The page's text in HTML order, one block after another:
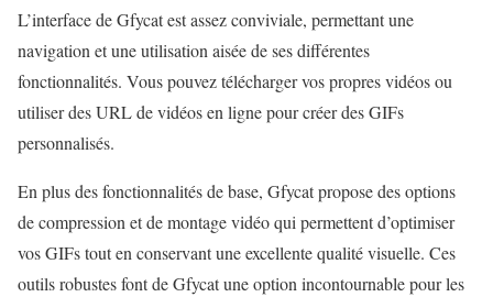
L’interface de Gfycat est assez conviviale, permettant une
navigation et une utilisation aisée de ses différentes
fonctionnalités. Vous pouvez télécharger vos propres vidéos ou
utiliser des URL de vidéos en ligne pour créer des GIFs
personnalisés.
En plus des fonctionnalités de base, Gfycat propose des options
de compression et de montage vidéo qui permettent d’optimiser
vos GIFs tout en conservant une excellente qualité visuelle. Ces
outils robustes font de Gfycat une option incontournable pour les